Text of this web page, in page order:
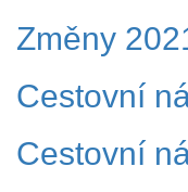
Změny
Cestovní
Cestovní